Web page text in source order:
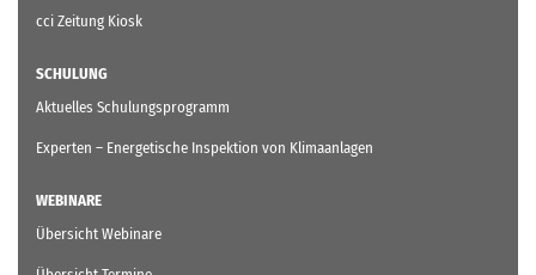
cci Zeitung Kiosk
SCHULUNG
Aktuelles Schulungsprogramm
Experten – Energetische Inspektion von Klimaanlagen
WEBINARE
Übersicht Webinare